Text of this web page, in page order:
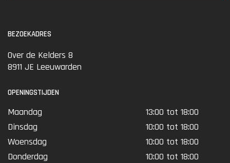
BEZOEKADRES
Over de Kelders 8
8911 JE Leeuwarden
OPENINGSTIJDEN
Maandag
13:00 tot 18:00
Dinsdag
10:00 tot 18:00
Woensdag
10:00 tot 18:00
Donderdag
10:00 tot 18:00